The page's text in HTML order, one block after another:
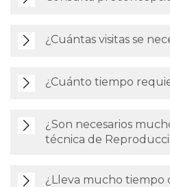
¿Cuántas visitas se
¿Cuánto tiempo
¿Son necesarios
técnica de
¿Lleva mucho tiempo